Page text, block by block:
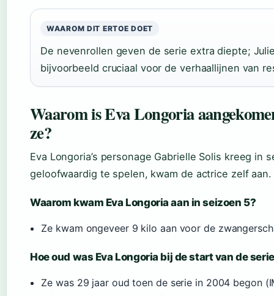
WAAROM DIT ERTOE DOET
De nevenrollen geven de serie extra diepte;
bijvoorbeeld cruciaal voor de verhaallijnen van
Waarom is Eva Longoria
ze?
Eva Longoria’s personage Gabrielle Solis kreeg in
geloofwaardig te spelen, kwam de actrice zelf aan.
Waarom kwam Eva Longoria aan in seizoen 5?
Ze kwam ongeveer 9 kilo aan voor de
Hoe oud was Eva Longoria bij de start van de
Ze was 29 jaar oud toen de serie in 2004 begon